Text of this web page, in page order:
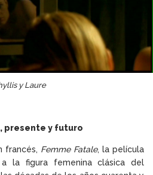
y Laure
presente y futuro
francés, Femme Fatale, la película
la figura femenina clásica del